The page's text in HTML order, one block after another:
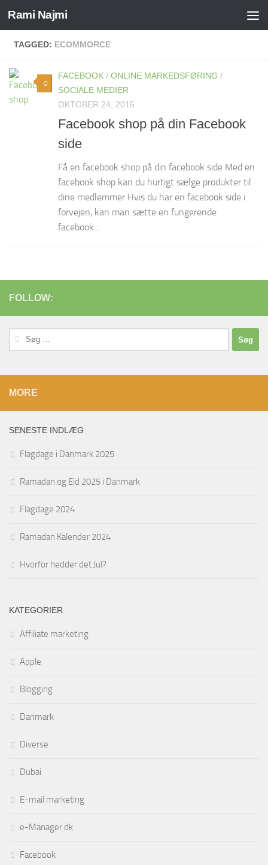
Skip to content
Rami Najmi
TAGGED: ECOMMORCE
0
FACEBOOK / ONLINE MARKEDSFØRING /
SOCIALE MEDIER
OKTOBER 24, 2015
Facebook shop på din Facebook
side
Få en facebook shop på din facebook side Med en
facebook shop kan du hurtigt sælge produkter til
dine medlemmer Hvis du har en facebook side i
forvejen, kan man sætte en fungerende
facebook...
FOLLOW:
Søg
efter:
MORE
SENESTE INDLÆG
Flagdage i Danmark 2025
Ramadan og Eid 2025 i Danmark
Flagdage 2024
Ramadan Kalender 2024
Hvorfor hedder det Jul?
KATEGORIER
Affiliate marketing
Apple
Blogging
Danmark
Diverse
Dubai
E-mail marketing
e-Manager.dk
Facebook